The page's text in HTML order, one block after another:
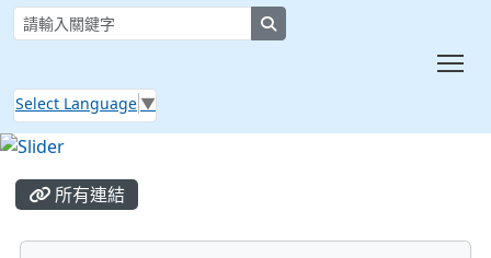
Select Language ▼
所有連結